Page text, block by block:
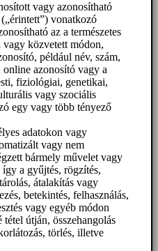
vagy azonosítható
vonatkozó
az a természetes
közvetett módon,
például név, szám,
azonosító vagy a
fiziológiai, genetikai,
vagy szociális
egy vagy több tényező
adatokon vagy
vagy nem
bármely művelet vagy
így a gyűjtés, rögzítés,
átalakítás vagy
betekintés, felhasználás,
vagy egyéb módon
útján, összehangolás
törlés, illetve